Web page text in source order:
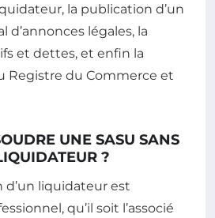
la publication d’un
d’annonces légales, la
et dettes, et enfin la
Registre du Commerce et
UNE SASU SANS
?
d’un liquidateur est
qu’il soit l’associé